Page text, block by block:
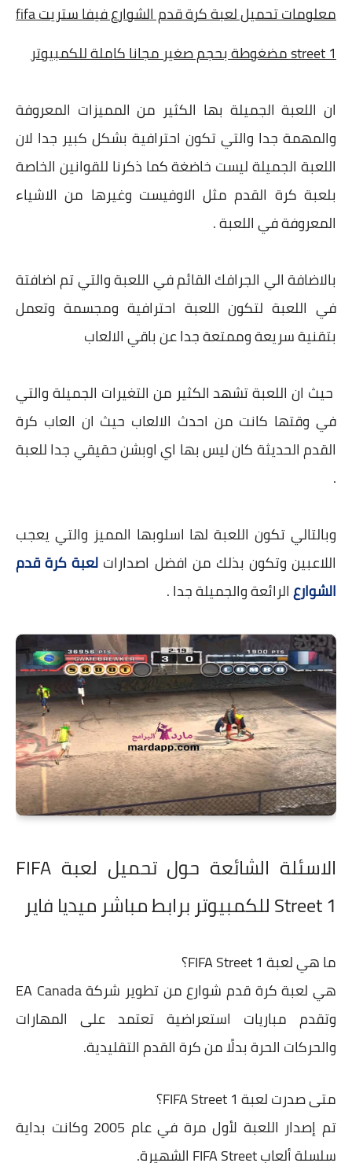
معلومات تحميل لعبة كرة قدم الشوارع فيفا ستريت fifa
street 1 مضغوطة بحجم صغير مجانا كاملة للكمبيوتر
ان اللعبة الجميلة بها الكثير من المميزات المعروفة
والمهمة جدا والتي تكون احترافية بشكل كبير جدا لان
اللعبة الجميلة ليست خاضغة كما ذكرنا للقوانين الخاصة
بلعبة كرة القدم مثل الاوفيست وغيرها من الاشياء
المعروفة في اللعبة .
بالاضافة الي الجرافك القائم في اللعبة والتي تم اضافتة
في اللعبة لتكون اللعبة احترافية ومجسمة وتعمل
بتقنية سريعة وممتعة جدا عن باقي الالعاب
حيث ان اللعبة تشهد الكثير من التغيرات الجميلة والتي
في وقتها كانت من احدث الالعاب حيث ان العاب كرة
القدم الحديثة كان ليس بها اي اوبشن حقيقي جدا للعبة
.
وبالتالي تكون اللعبة لها اسلوبها المميز والتي يعجب
اللاعبين وتكون بذلك من افضل اصدارات لعبة كرة قدم
الشوارعالرائعة والجميلة جدا .
الاسئلة الشائعة حول تحميل لعبة FIFA
Street 1 للكمبيوتر برابط مباشر ميديا فاير
ما هي لعبة FIFA Street 1؟
هي لعبة كرة قدم شوارع من تطوير شركة EA Canada
وتقدم مباريات استعراضية تعتمد على المهارات
والحركات الحرة بدلًا من كرة القدم التقليدية.
متى صدرت لعبة FIFA Street 1؟
تم إصدار اللعبة لأول مرة في عام 2005 وكانت بداية
سلسلة ألعاب FIFA Street الشهيرة.